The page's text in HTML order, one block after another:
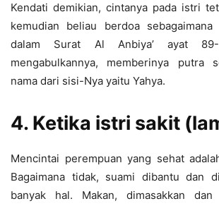
Kendati demikian, cintanya pada istri
kemudian beliau berdoa sebagaimana
dalam Surat Al Anbiya’ ayat
mengabulkannya, memberinya putra
nama dari sisi-Nya yaitu Yahya.
4. Ketika istri sakit
Mencintai perempuan yang sehat
Bagaimana tidak, suami dibantu dan
banyak hal. Makan, dimasakkan